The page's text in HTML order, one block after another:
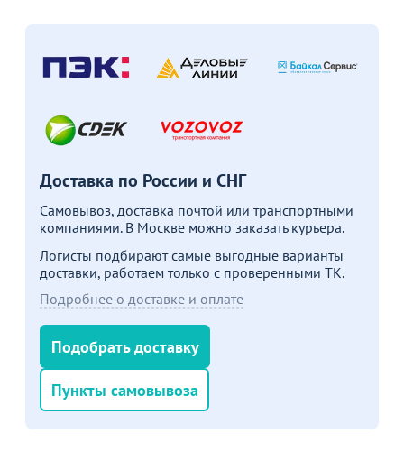
Доставка по России и СНГ
Самовывоз, доставка почтой или транспортными
компаниями. В Москве можно заказать курьера.
Логисты подбирают самые выгодные варианты
доставки, работаем только с проверенными ТК.
Подробнее о доставке и оплате
Подобрать доставку
Пункты самовывоза